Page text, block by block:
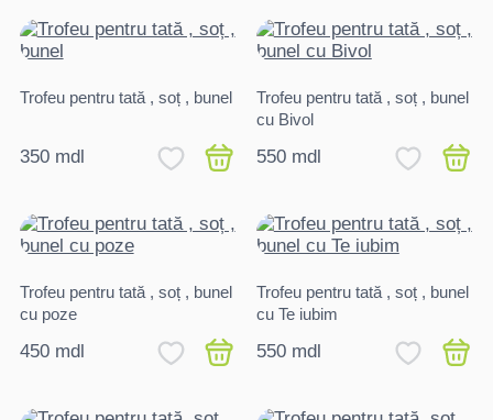
Trofeu pentru tată , soț , bunel
350 mdl
Trofeu pentru tată , soț , bunel
cu Bivol
550 mdl
Trofeu pentru tată , soț , bunel
cu poze
450 mdl
Trofeu pentru tată , soț , bunel
cu Te iubim
550 mdl